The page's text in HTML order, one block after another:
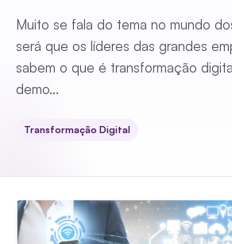
Muito se fala do tema no mundo
será que os líderes das grandes
sabem o que é transformação
demo...
Transformação Digital